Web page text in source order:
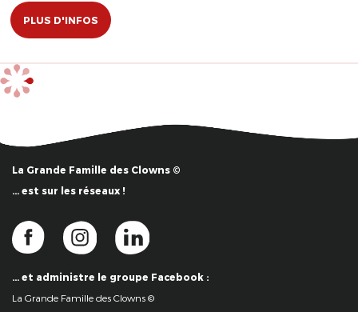
PLUS D'INFOS
La Grande Famille des Clowns ©
… est sur les réseaux !
… et administre le groupe Facebook :
La Grande Famille des Clowns ©